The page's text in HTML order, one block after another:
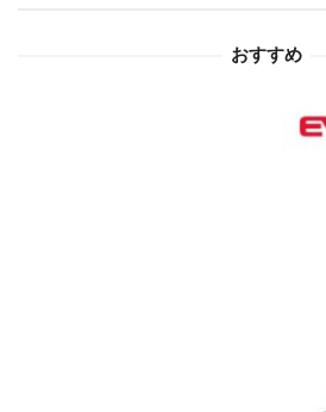
おすすめ